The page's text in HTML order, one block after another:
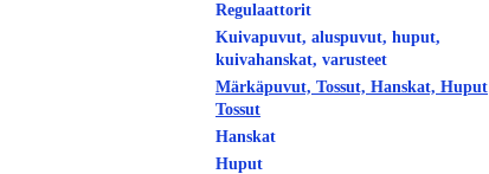
Regulaattorit
Kuivapuvut, aluspuvut, huput,
kuivahanskat, varusteet
Märkäpuvut, Tossut, Hanskat, Huput
Tossut
Hanskat
Huput